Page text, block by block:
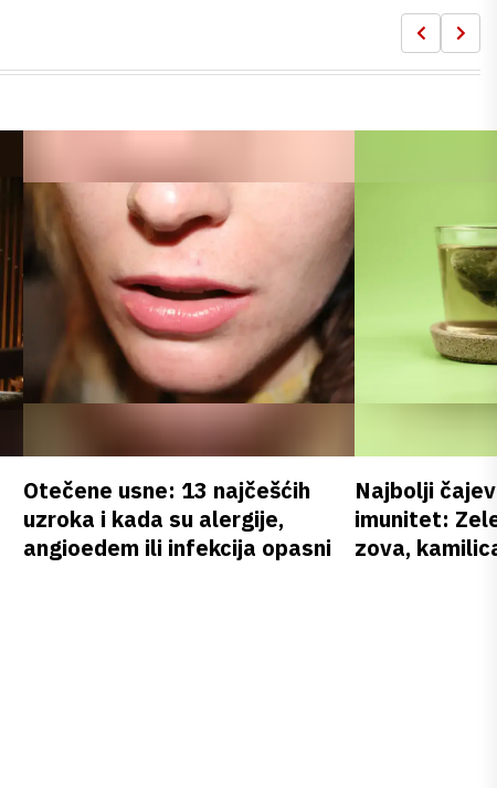
Otečene usne: 13 najčešćih
uzroka i kada su alergije,
angioedem ili infekcija opasni
Najbolji
imunitet:
zova,